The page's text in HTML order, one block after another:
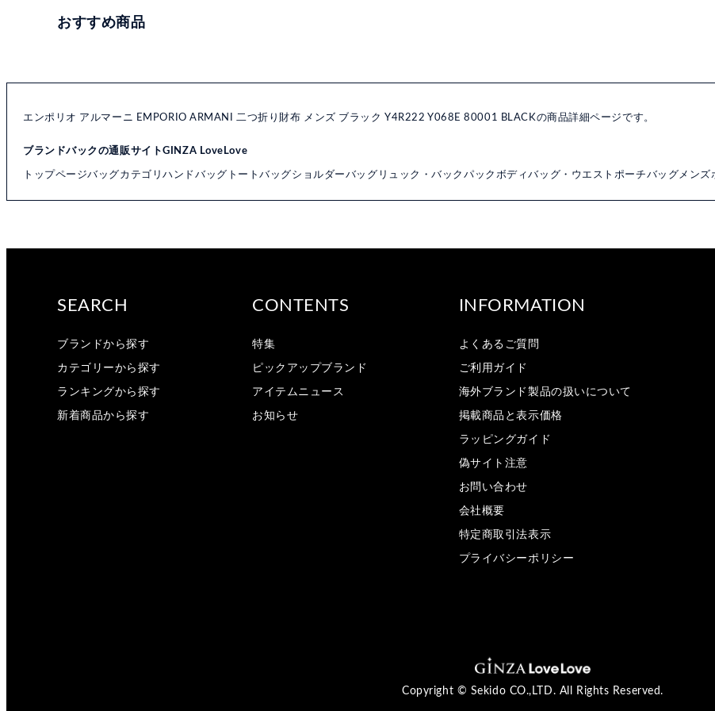
おすすめ商品
エンポリオ アルマーニ EMPORIO ARMANI 二つ折り財布 メンズ ブラック Y4R222 Y068E 80001 BLACKの商品詳細ページです。
ブランドバックの通販サイトGINZA LoveLove
トップページバッグカテゴリハンドバッグ トートバッグショルダーバッグ リュック・バックパック ボディバッグ・ウエストポーチバッグメンズ
SEARCH
ブランドから探す
カテゴリーから探す
ランキングから探す
新着商品から探す
CONTENTS
特集
ピックアップブランド
アイテムニュース
お知らせ
INFORMATION
よくあるご質問
ご利用ガイド
海外ブランド製品の扱いについて
掲載商品と表示価格
ラッピングガイド
偽サイト注意
お問い合わせ
会社概要
特定商取引法表示
プライバシーポリシー
Copyright © Sekido CO.,LTD. All Rights Reserved.